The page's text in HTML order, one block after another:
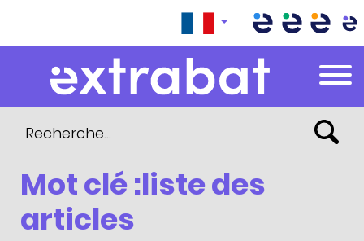
Extrabat – Le Blog
Mot clé :liste des
articles